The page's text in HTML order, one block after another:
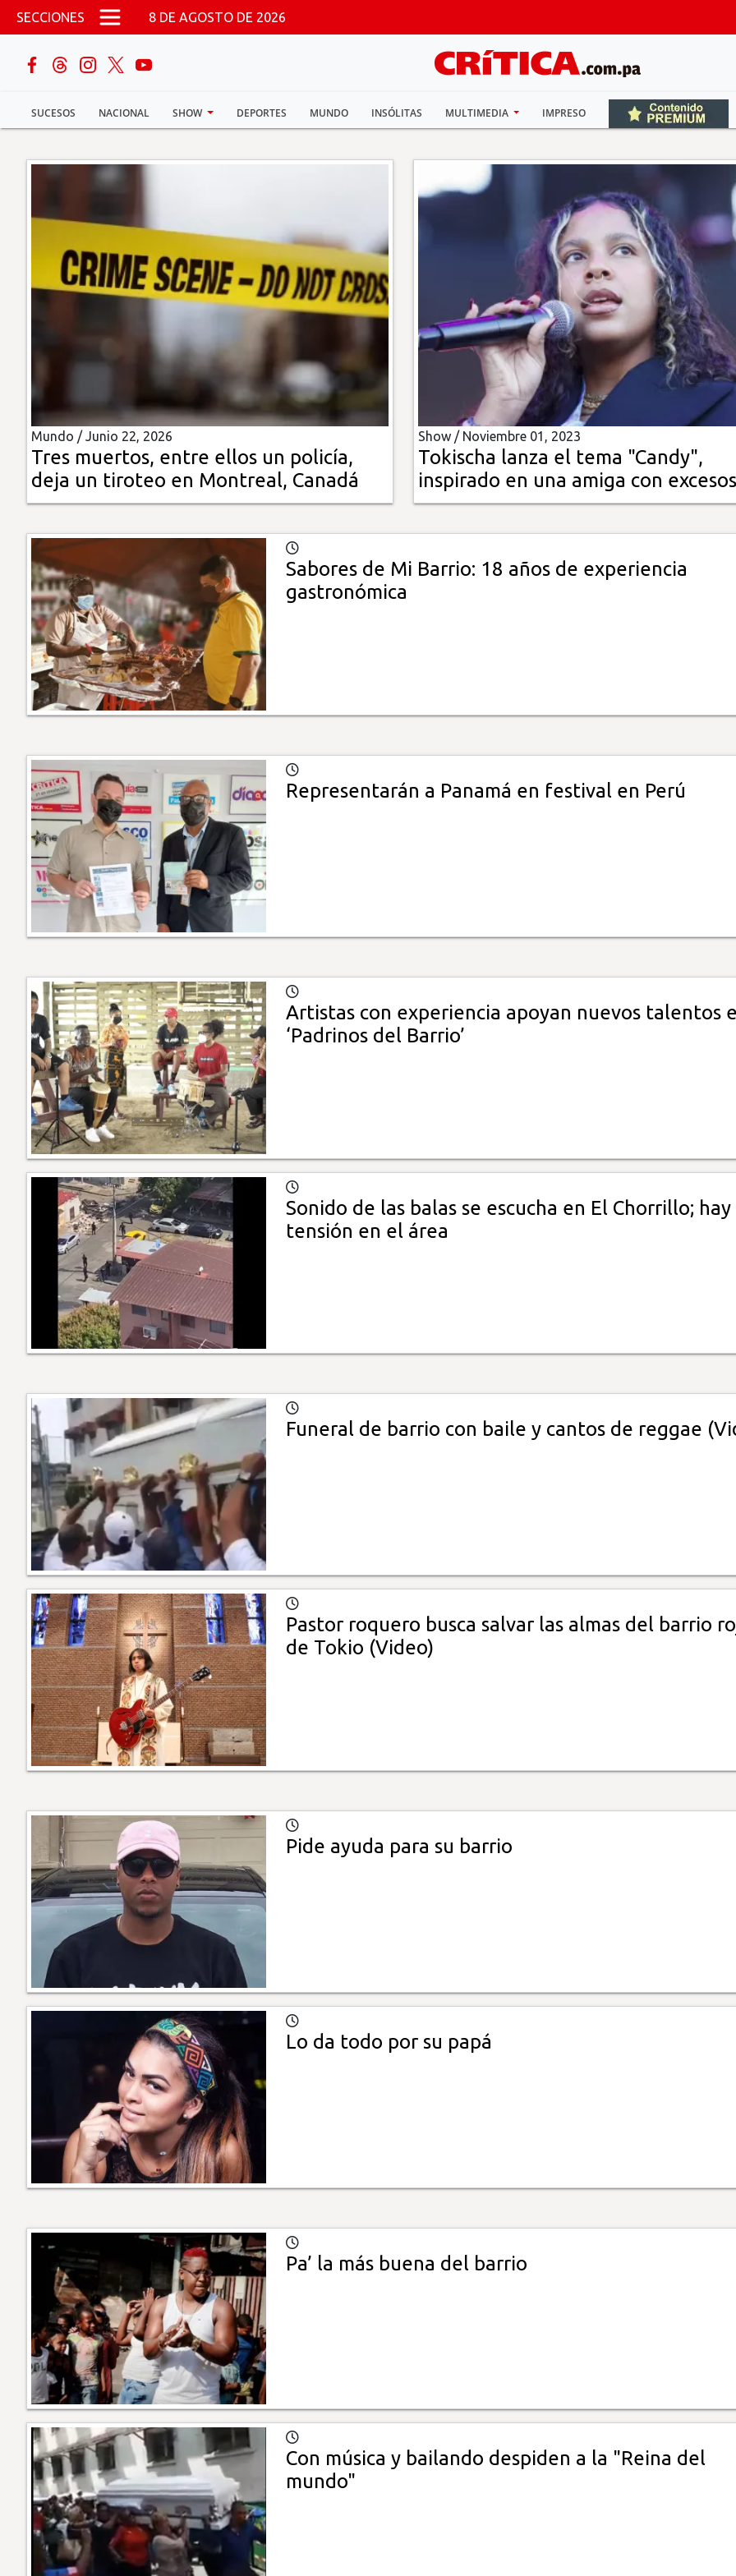
Pasar al contenido principal
SECCIONES 8 DE AGOSTO DE 2026
SUCESOS NACIONAL SHOW DEPORTES MUNDO INSÓLITAS MULTIMEDIA IMPRESO
buscar
Sucesos
Nacional
Insólitas
Multimedia
Impreso
Mundo /Junio 22, 2026
Tres muertos, entre ellos un policía,
deja un tiroteo en Montreal, Canadá
Show / Noviembre 01, 2023
Tokischa lanza el tema "Candy",
inspirado en una amiga con excesos
Sabores de Mi Barrio: 18 años de experiencia
gastronómica
Representarán a Panamá en festival en Perú
Artistas con experiencia apoyan nuevos talentos
‘Padrinos del Barrio’
Sonido de las balas se escucha en El Chorrillo; hay
tensión en el área
Funeral de barrio con baile y cantos de reggae
Pastor roquero busca salvar las almas del barrio
de Tokio (Video)
Pide ayuda para su barrio
Lo da todo por su papá
Pa’ la más buena del barrio
Con música y bailando despiden a la "Reina del
mundo"